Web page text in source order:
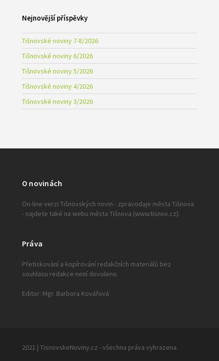
Nejnovější příspěvky
Tišnovské noviny 7-8/2026
Tišnovské noviny 6/2026
Tišnovské noviny 5/2026
Tišnovské noviny 4/2026
Tišnovské noviny 3/2026
O novinách
On-line verzi Tišnovských novin - zpravodaje města Tišnova
- najdete také na webu města Tišnova (www.tisnov.cz).
Práva
Přetiskování a kopírování redakčních materiálů bez
souhlasu redakce není dovoleno.
Editor: Mgr. Barbora Kovářová
2021 | TisnovskeNoviny.cz - všechna práva vyhrazena.